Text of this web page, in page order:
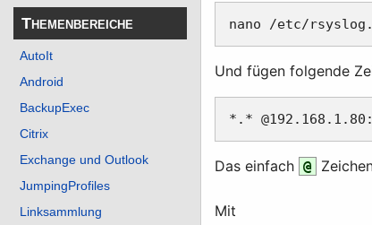
Themenbereiche
AutoIt
Android
BackupExec
Citrix
Exchange und Outlook
JumpingProfiles
Linksammlung
Und fügen folgende
Das einfach @
Mit